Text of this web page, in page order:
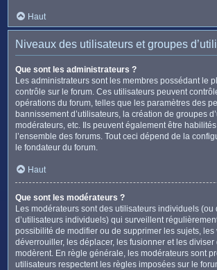
Haut
Niveaux des utilisateurs et groupes
Que sont les administrateurs ?
Les administrateurs sont les membres possédant le
contrôle sur le forum. Ces utilisateurs peuvent
opérations du forum, telles que les paramètres des
bannissement d’utilisateurs, la création de groupes
modérateurs, etc. Ils peuvent également être
l’ensemble des forums. Tout ceci dépend de la
le fondateur du forum.
Haut
Que sont les modérateurs ?
Les modérateurs sont des utilisateurs individuels (ou
d’utilisateurs individuels) qui surveillent
possibilité de modifier ou de supprimer les sujets, les
déverrouiller, les déplacer, les fusionner et les diviser
modèrent. En règle générale, les modérateurs sont
utilisateurs respectent les règles imposées sur le